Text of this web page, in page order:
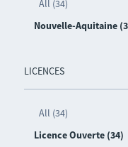
All (34)
Nouvelle-Aquitaine
LICENCES
All (34)
Licence Ouverte (34)